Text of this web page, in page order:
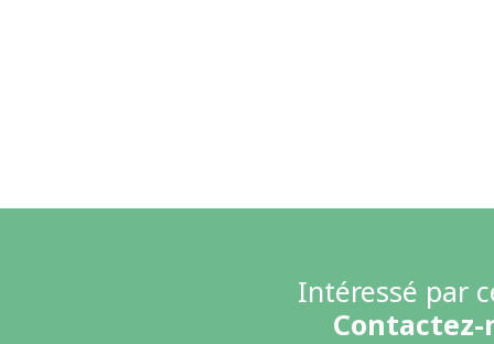
Intéressé par
Contactez-